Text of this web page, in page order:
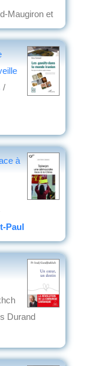
Maugiron et
nouvelles
/
à
Paul
Durand